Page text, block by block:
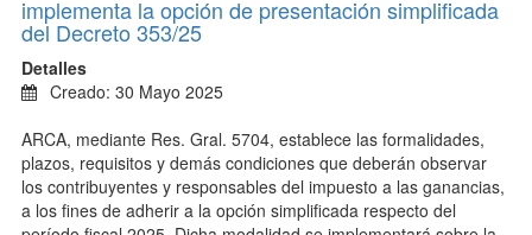
implementa la opción de presentación simplificada
del Decreto 353/25
Detalles
Creado: 30 Mayo 2025
ARCA, mediante Res. Gral. 5704, establece las formalidades,
plazos, requisitos y demás condiciones que deberán observar
los contribuyentes y responsables del impuesto a las ganancias,
a los fines de adherir a la opción simplificada respecto del